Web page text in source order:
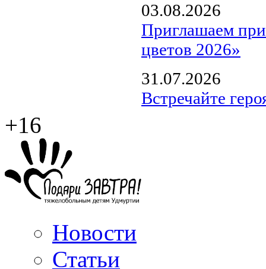
03.08.2026
Приглашаем
цветов 2026»
31.07.2026
Встречайте
+16
Новости
Статьи